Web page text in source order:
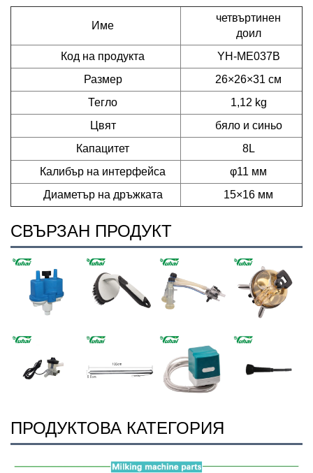
Име
четвъртинен
доил
Код на продукта
YH-ME037B
Размер
26×26×31 см
Тегло
1,12 kg
Цвят
бяло и синьо
Капацитет
8L
Калибър на интерфейса
φ11 мм
Диаметър на дръжката
15×16 мм
СВЪРЗАН ПРОДУКТ
ПРОДУКТОВА КАТЕГОРИЯ